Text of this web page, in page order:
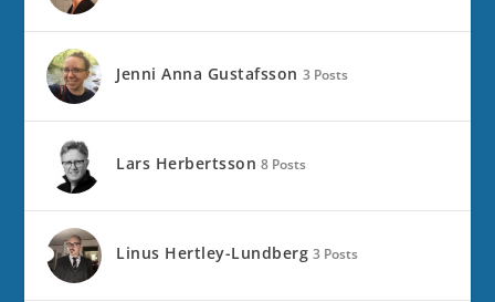
Jenni Anna Gustafsson 3 Posts
Lars Herbertsson 8 Posts
Linus Hertley-Lundberg 3 Posts